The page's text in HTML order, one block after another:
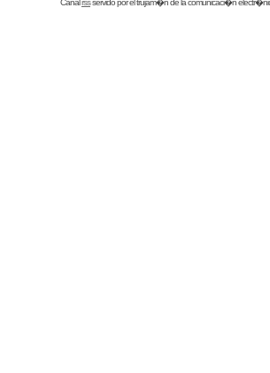
Canalrssservido por eltrujam�nde la comunicaci�n